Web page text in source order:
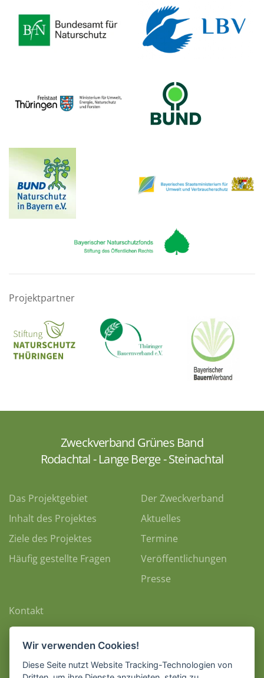
Projektpartner
Zweckverband Grünes Band
Rodachtal - Lange Berge - Steinachtal
Das Projektgebiet
Inhalt des Projektes
Ziele des Projektes
Häufig gestellte Fragen
Der Zweckverband
Aktuelles
Termine
Veröffentlichungen
Presse
Kontakt
Impressum
Datenschutz
Wir verwenden Cookies!
Diese Seite nutzt Website Tracking-Technologien von